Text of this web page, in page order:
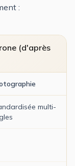
:
(d'après
multi-